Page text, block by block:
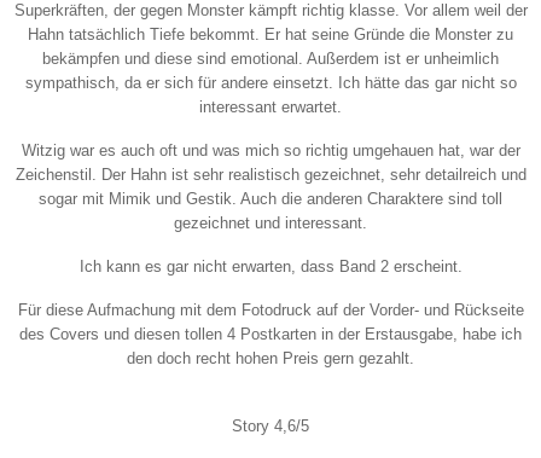
Superkräften, der gegen Monster kämpft richtig klasse. Vor allem weil der
Hahn tatsächlich Tiefe bekommt. Er hat seine Gründe die Monster zu
bekämpfen und diese sind emotional. Außerdem ist er unheimlich
sympathisch, da er sich für andere einsetzt. Ich hätte das gar nicht so
interessant erwartet.
Witzig war es auch oft und was mich so richtig umgehauen hat, war der
Zeichenstil. Der Hahn ist sehr realistisch gezeichnet, sehr detailreich und
sogar mit Mimik und Gestik. Auch die anderen Charaktere sind toll
gezeichnet und interessant.
Ich kann es gar nicht erwarten, dass Band 2 erscheint.
Für diese Aufmachung mit dem Fotodruck auf der Vorder- und Rückseite
des Covers und diesen tollen 4 Postkarten in der Erstausgabe, habe ich
den doch recht hohen Preis gern gezahlt.
Story 4,6/5